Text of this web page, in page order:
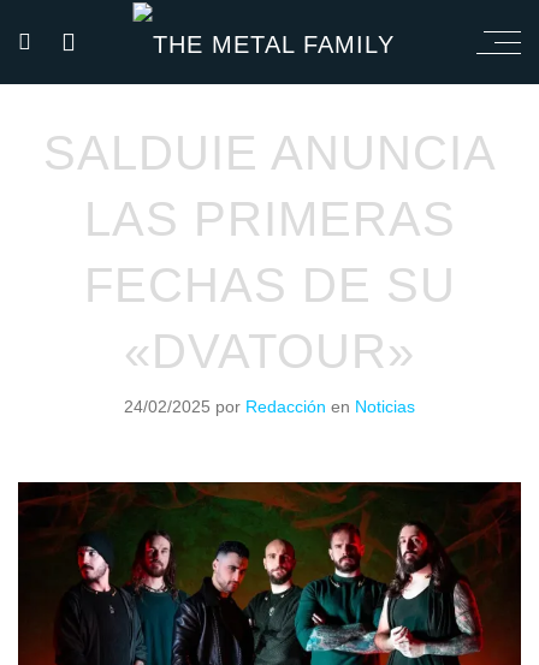
SALDUIE ANUNCIA
LAS PRIMERAS
FECHAS DE SU
«DVATOUR»
24/02/2025 por Redacción en Noticias